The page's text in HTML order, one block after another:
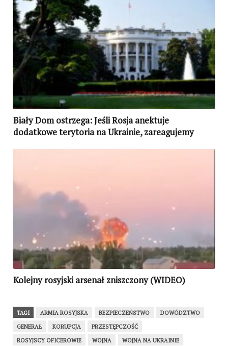
Biały Dom ostrzega: Jeśli Rosja anektuje
dodatkowe terytoria na Ukrainie, zareagujemy
Kolejny rosyjski arsenał zniszczony (WIDEO)
TAGI ARMIA ROSYJSKA BEZPIECZEŃSTWO
DOWÓDZTWO
GENERAŁ
KORUPCJA
PRZESTĘPCZOŚĆ
ROSYJSCY OFICEROWIE
WOJNA WOJNA NA UKRAINIE